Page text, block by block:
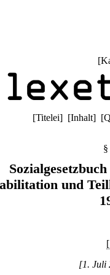
[
[Titelei] [Inhalt] [
und
[1. Juli